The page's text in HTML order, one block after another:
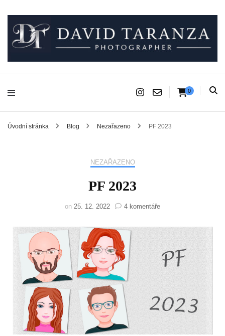
David Taranza
Fotograf pro chvíle, na kterých záleží.
0
Úvodní stránka Blog Nezařazeno PF 2023
NEZAŘAZENO
PF 2023
on 25. 12. 2022 4 komentářeu
s
2023